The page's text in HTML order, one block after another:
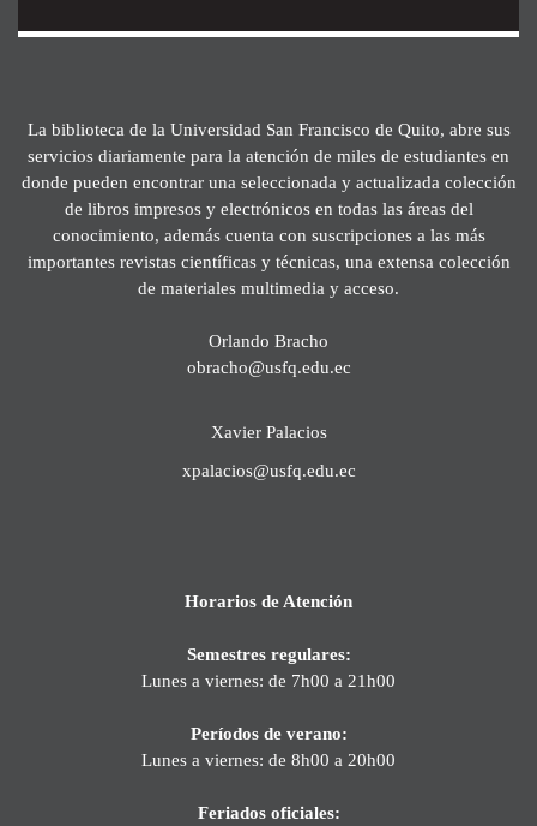
La biblioteca de la Universidad San Francisco de Quito, abre sus
servicios diariamente para la atención de miles de estudiantes en
donde pueden encontrar una seleccionada y actualizada colección
de libros impresos y electrónicos en todas las áreas del
conocimiento, además cuenta con suscripciones a las más
importantes revistas científicas y técnicas, una extensa colección
de materiales multimedia y acceso.
Orlando Bracho
obracho@usfq.edu.ec
Xavier Palacios
xpalacios@usfq.edu.ec
Horarios de Atención
Semestres regulares:
Lunes a viernes: de 7h00 a 21h00
Períodos de verano:
Lunes a viernes: de 8h00 a 20h00
Feriados oficiales: